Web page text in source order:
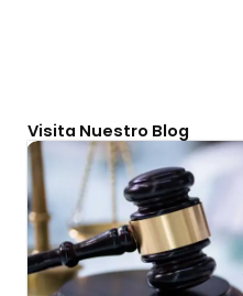
Visita Nuestro Blog